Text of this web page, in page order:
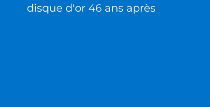
disque d'or 46 ans après